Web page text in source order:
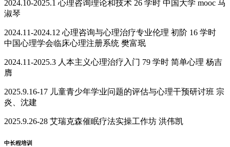
2024.10-2025.1 心理咨询理论和技术 26 学时 中国大学 mooc 马
淑琴
2024.11-2024.12 心理咨询与心理治疗专业伦理 初阶 16 学时
中国心理学会临床心理注册系统 樊富珉
2024.11-2025.3 人本主义心理治疗入门 79 学时 简单心理 杨吉
膺
2025.9.16-17 儿童青少年学业问题的评估与心理干预研讨班 宗
炎、沈建
2025.9.26-28 艾瑞克森催眠疗法实操工作坊 洪伟凯
中长程培训